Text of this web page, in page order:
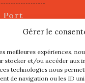
Gérer le
meilleures expériences,
stocker et/ou accéder aux
technologies nous
de navigation ou les ID
Port
juillet